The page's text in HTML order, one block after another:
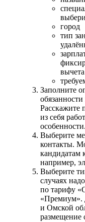
город
тип
Заполните
Расскажите
из себя
особенности.
Выберите
контакты.
кандидатам
например,
Выберите
случаях
по тарифу
«Премиум».
и Омской
размещение